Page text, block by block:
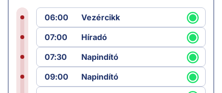
06:00
Vezércikk
07:00
Híradó
07:30
Napindító
09:00
Napindító